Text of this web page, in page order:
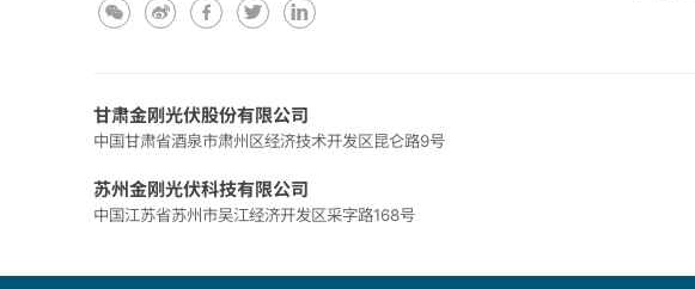
甘肃金刚光伏股份有限公司
中国甘肃省酒泉市肃州区经济技术开发区昆仑路9号
苏州金刚光伏科技有限公司
中国江苏省苏州市吴江经济开发区采字路168号